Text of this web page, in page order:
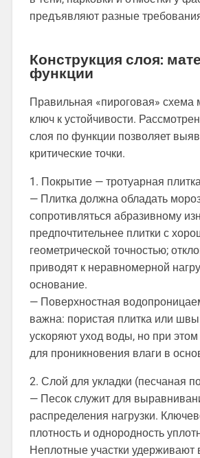
предъявляют разные
Конструкция слоя:
функции
Правильная «пироговая»
ключ к устойчивости.
слоя по функции позволяет
критические точки.
1. Покрытие — тротуарная
— Плитка должна обладать
сопротивляться абразивному
предпочтительнее плитки с
геометрической точностью;
приводят к неравномерной
основание.
— Поверхностная
важна: пористая плитка или
ускоряют уход воды, но при этом
для проникновения влаги в
2. Слой для укладки (песчаная
— Песок служит для
распределения нагрузки.
плотность и однородность
Неплотные участки удерживают